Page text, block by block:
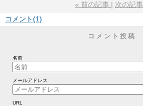
« 前の記事 次の記事
コメント(1)
コメント投稿
名前
メールアドレス
URL